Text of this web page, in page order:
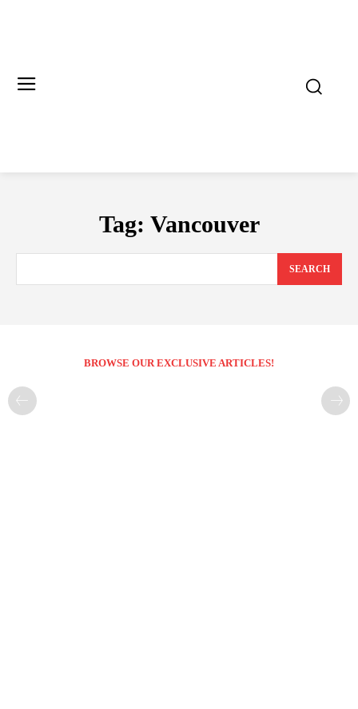
Tag: Vancouver
SEARCH
BROWSE OUR EXCLUSIVE ARTICLES!